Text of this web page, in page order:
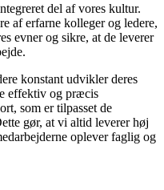
del af vores kultur.
af erfarne kolleger og ledere,
evner og sikre, at de leverer
konstant udvikler deres
effektiv og præcis
som er tilpasset de
gør, at vi altid leverer høj
oplever faglig og